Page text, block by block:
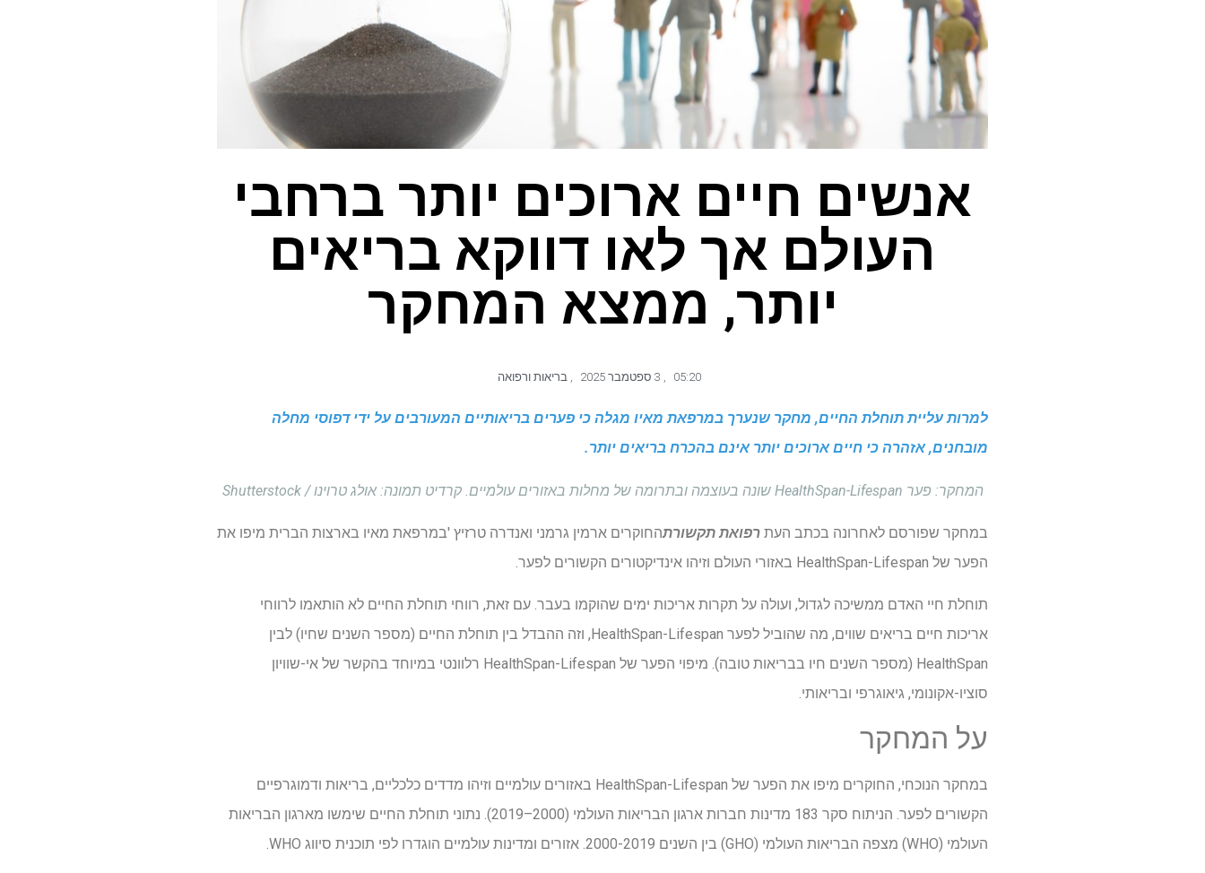
אנשים חיים ארוכים יותר ברחבי
העולם אך לאו דווקא בריאים
יותר, ממצא המחקר
05:20
,
, בריאות ורפואה
למרות עליית תוחלת החיים, מחקר שנערך במרפאת מאיו מגלה כי פערים בריאותיים המעורבים על ידי דפוסי מחלה
מובחנים, אזהרה כי חיים ארוכים יותר אינם בהכרח בריאים יותר.
המחקר: פער HealthSpan-Lifespan שונה בעוצמה ובתרומה של מחלות באזורים עולמיים. קרדיט תמונה: אולג טרוינו / Shutterstock
במחקר שפורסם לאחרונה בכתב העת רפואת תקשורתהחוקרים ארמין גרמני ואנדרה טרזיץ 'במרפאת מאיו בארצות הברית מיפו את
הפער של HealthSpan-Lifespan באזורי העולם וזיהו אינדיקטורים הקשורים לפער.
תוחלת חיי האדם ממשיכה לגדול, ועולה על תקרות אריכות ימים שהוקמו בעבר. עם זאת, רווחי תוחלת החיים לא הותאמו לרווחי
אריכות חיים בריאים שווים, מה שהוביל לפער HealthSpan-Lifespan, וזה ההבדל בין תוחלת החיים (מספר השנים שחיו) לבין
HealthSpan (מספר השנים חיו בבריאות טובה). מיפוי הפער של HealthSpan-Lifespan רלוונטי במיוחד בהקשר של אי-שוויון
סוציו-אקונומי, גיאוגרפי ובריאותי.
על המחקר
במחקר הנוכחי, החוקרים מיפו את הפער של HealthSpan-Lifespan באזורים עולמיים וזיהו מדדים כלכליים, בריאות ודמוגרפיים
הקשורים לפער. הניתוח סקר 183 מדינות חברות ארגון הבריאות העולמי (2000–2019). נתוני תוחלת החיים שימשו מארגון הבריאות
העולמי (WHO) מצפה הבריאות העולמי (GHO) בין השנים 2000-2019. אזורים ומדינות עולמיים הוגדרו לפי תוכנית סיווג WHO.